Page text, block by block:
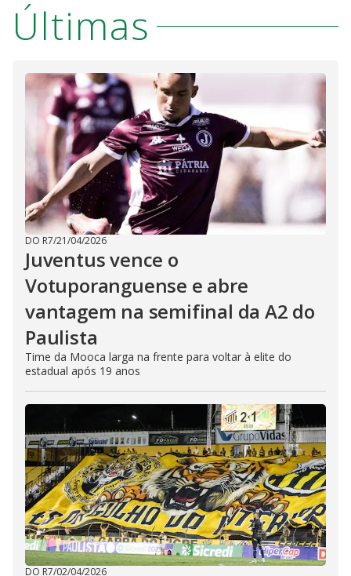
Últimas
DO R7/21/04/2026
Juventus vence o
Votuporanguense e abre
vantagem na semifinal da A2 do
Paulista
Time da Mooca larga na frente para voltar à elite do
estadual após 19 anos
DO R7/02/04/2026